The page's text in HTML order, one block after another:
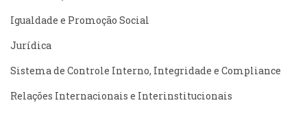
Igualdade e Promoção Social
Jurídica
Sistema de Controle Interno, Integridade e Compliance
Relações Internacionais e Interinstitucionais